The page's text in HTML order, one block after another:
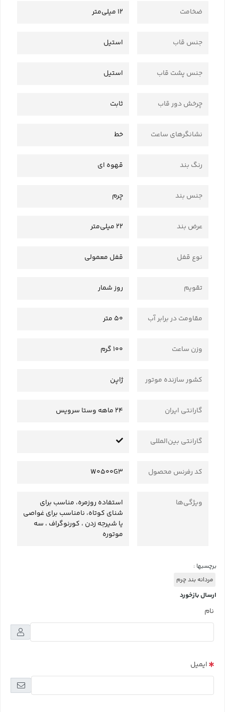
ضخامت 12 میلی‌متر
جنس قاب استیل
جنس پشت قاب استیل
چرخش دور قاب ثابت
نشانگرهای ساعت خط
رنگ بند قهوه ای
جنس بند چرم
عرض بند 22 میلی‌متر
نوع قفل قفل معمولی
تقویم روز شمار
مقاومت در برابر آب 50 متر
وزن ساعت 100 گرم
کشور سازنده موتور ژاپن
گارانتی ایران 24 ماهه وستا سرویس
گارانتی بین‌المللی
کد رفرنس محصول W0500G3
ویژگی‌ها
استفاده روزمره، مناسب برای
شنای کوتاه، نامناسب برای غواصی
یا شیرجه زدن ، کورنوگراف ، سه
موتوره
برچسبها :
مردانه بند چرم
ارسال بازخورد
نام
ایمیل